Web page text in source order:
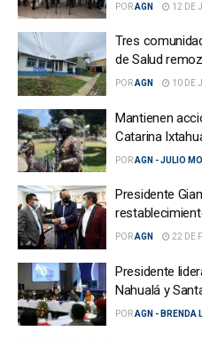
PORAGN 12 DE
Tres
de Salud
PORAGN 10 DE
Mantienen
Catarina
PORAGN - JULIO
Presidente
PORAGN 22 DE
Presidente
Nahualá y
PORAGN - BRENDA